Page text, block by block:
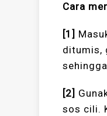
Cara
[1]
ditumis,
[2]
sos cili.